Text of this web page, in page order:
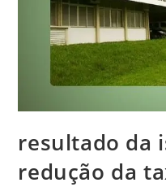
resultado da
redução da